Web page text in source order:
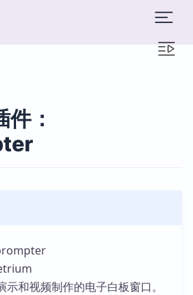
：
和视频制作的电子白板窗口。